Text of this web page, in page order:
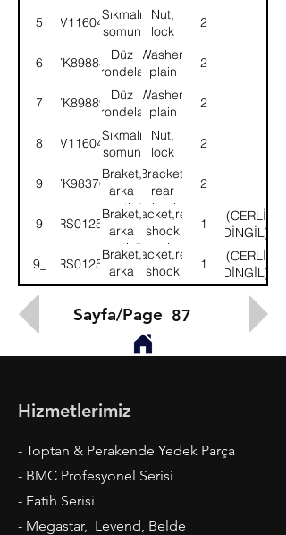
5 NV116041
Sıkmalı
somun
Nut,
lock
2
6 7K89888
Düz
rondela
Washer,
plain
2
7 7K89889
Düz
rondela
Washer,
plain
2
8 NV116041
Sıkmalı
somun
Nut,
lock
2
9 7K98370
Braket,
arka
amortisör
Bracket,
rear
shock
absorber
2
9 52RS012550
Braket,
arka
amortisör-
Sol
Bracket,rear
shock
absorber-
LH
1
(CERLİ
DİNGİL)
9_
52RS012551
Braket,
arka
amortisör-
Sağ
Bracket,rear
shock
absorber-
1
(CERLİ
DİNGİL)
Sayfa/Page 87
Hizmetlerimiz
- Toptan & Perakende Yedek Parça
- BMC Profesyonel Serisi
- Fatih Serisi
- Megastar, Levend, Belde